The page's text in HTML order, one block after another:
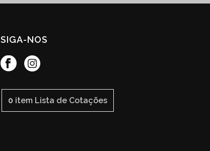
SIGA-NOS
0 item Lista de Cotações